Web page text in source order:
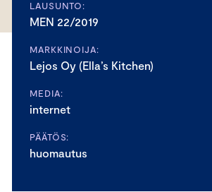
LAUSUNTO:
MEN 22/2019
MARKKINOIJA:
Lejos Oy (Ella’s Kitchen)
MEDIA:
internet
PÄÄTÖS:
huomautus